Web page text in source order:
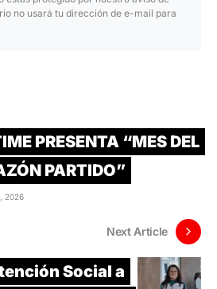
no usará tu dirección de e-mail para
PRESENTA “MES DEL
PARTIDO”
2026
Next Article
Social a